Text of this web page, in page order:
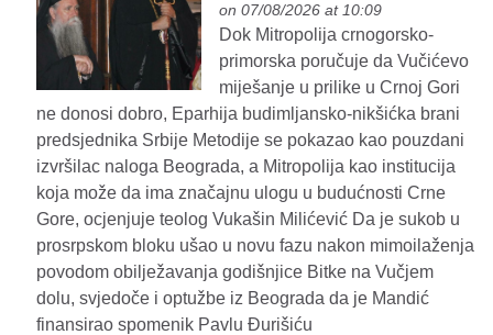
on 07/08/2026 at 10:09
Dok Mitropolija crnogorsko-
primorska poručuje da Vučićevo
miješanje u prilike u Crnoj Gori
ne donosi dobro, Eparhija budimljansko-nikšićka brani
predsjednika Srbije Metodije se pokazao kao pouzdani
izvršilac naloga Beograda, a Mitropolija kao institucija
koja može da ima značajnu ulogu u budućnosti Crne
Gore, ocjenjuje teolog Vukašin Milićević Da je sukob u
prosrpskom bloku ušao u novu fazu nakon mimoilaženja
povodom obilježavanja godišnjice Bitke na Vučjem
dolu, svjedoče i optužbe iz Beograda da je Mandić
finansirao spomenik Pavlu Đurišiću